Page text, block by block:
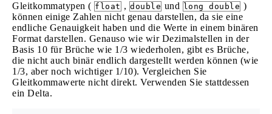
Gleitkommatypen ( float , double und long double )
können einige Zahlen nicht genau darstellen, da sie eine
endliche Genauigkeit haben und die Werte in einem binären
Format darstellen. Genauso wie wir Dezimalstellen in der
Basis 10 für Brüche wie 1/3 wiederholen, gibt es Brüche,
die nicht auch binär endlich dargestellt werden können (wie
1/3, aber noch wichtiger 1/10). Vergleichen Sie
Gleitkommawerte nicht direkt. Verwenden Sie stattdessen
ein Delta.